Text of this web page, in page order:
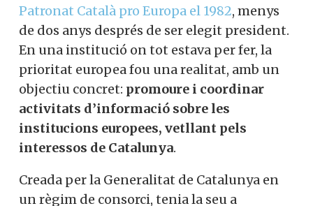
Patronat Català pro Europa el 1982, menys
de dos anys després de ser elegit president.
En una institució on tot estava per fer, la
prioritat europea fou una realitat, amb un
objectiu concret: promoure i coordinar
activitats d’informació sobre les
institucions europees, vetllant pels
interessos de Catalunya.
Creada per la Generalitat de Catalunya en
un règim de consorci, tenia la seu a